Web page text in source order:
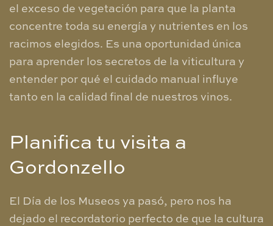
el exceso de vegetación para que la planta
concentre toda su energía y nutrientes en los
racimos elegidos. Es una oportunidad única
para aprender los secretos de la viticultura y
entender por qué el cuidado manual influye
tanto en la calidad final de nuestros vinos.
​Planifica tu visita a
Gordonzello
​El Día de los Museos ya pasó, pero nos ha
dejado el recordatorio perfecto de que la cultura